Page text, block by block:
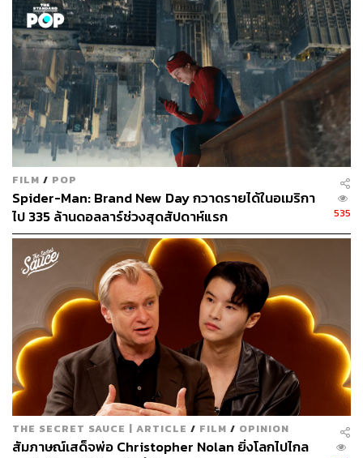
FILM / POP
Spider-Man: Brand New Day กวาดรายได้ในอเมริกา
ไป 335 ล้านดอลลาร์ช่วงสุดสัปดาห์แรก
535
THE SECRET SAUCE | ARTICLE / FILM / OPINION
สัมภาษณ์เสด็จพ่อ Christopher Nolan ยิ่งโลกไปไกล